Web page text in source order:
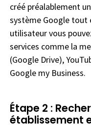
créé préalablement
système Google tout
utilisateur vous
services comme la
(Google Drive),
Google my Business.
Étape 2 :
établissement